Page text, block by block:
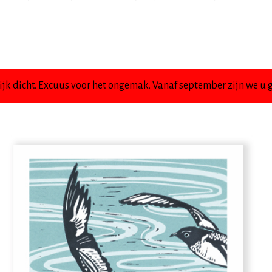
dicht. Excuus voor het ongemak. Vanaf september zijn we u